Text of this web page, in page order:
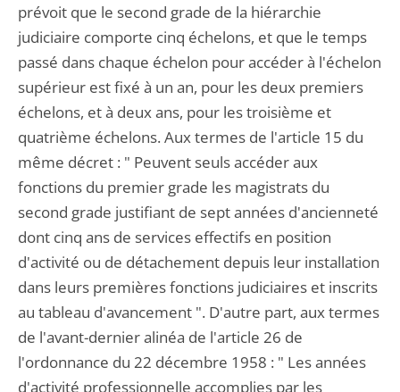
prévoit que le second grade de la hiérarchie
judiciaire comporte cinq échelons, et que le temps
passé dans chaque échelon pour accéder à l'échelon
supérieur est fixé à un an, pour les deux premiers
échelons, et à deux ans, pour les troisième et
quatrième échelons. Aux termes de l'article 15 du
même décret : " Peuvent seuls accéder aux
fonctions du premier grade les magistrats du
second grade justifiant de sept années d'ancienneté
dont cinq ans de services effectifs en position
d'activité ou de détachement depuis leur installation
dans leurs premières fonctions judiciaires et inscrits
au tableau d'avancement ". D'autre part, aux termes
de l'avant-dernier alinéa de l'article 26 de
l'ordonnance du 22 décembre 1958 : " Les années
d'activité professionnelle accomplies par les